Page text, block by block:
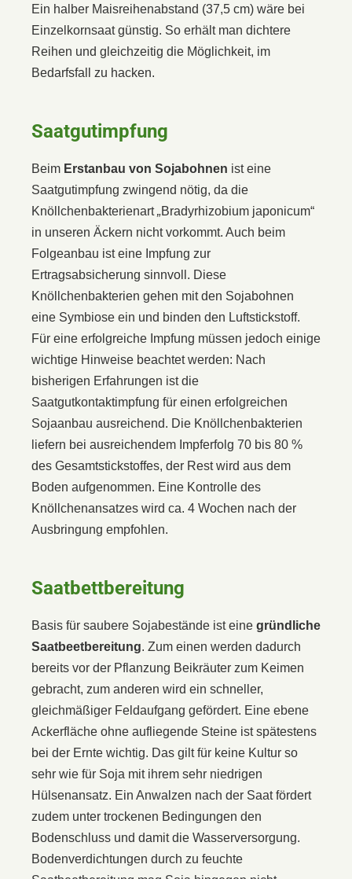
Ein halber Maisreihenabstand (37,5 cm) wäre bei
Einzelkornsaat günstig. So erhält man dichtere
Reihen und gleichzeitig die Möglichkeit, im
Bedarfsfall zu hacken.
Saatgutimpfung
Beim Erstanbau von Sojabohnen ist eine
Saatgutimpfung zwingend nötig, da die
Knöllchenbakterienart„Bradyrhizobium japonicum“
in unseren Äckern nicht vorkommt. Auch beim
Folgeanbau ist eine Impfung zur
Ertragsabsicherung sinnvoll. Diese
Knöllchenbakterien gehen mit den Sojabohnen
eine Symbiose ein und binden den Luftstickstoff.
Für eine erfolgreiche Impfung müssen jedoch einige
wichtige Hinweise beachtet werden: Nach
bisherigen Erfahrungen ist die
Saatgutkontaktimpfung für einen erfolgreichen
Sojaanbau ausreichend. Die Knöllchenbakterien
liefern bei ausreichendem Impferfolg 70 bis 80 %
des Gesamtstickstoffes, der Rest wird aus dem
Boden aufgenommen. Eine Kontrolle des
Knöllchenansatzes wird ca. 4 Wochen nach der
Ausbringung empfohlen.
Saatbettbereitung
Basis für saubere Sojabestände ist eine gründliche
Saatbeetbereitung. Zum einen werden dadurch
bereits vor der Pflanzung Beikräuter zum Keimen
gebracht, zum anderen wird ein schneller,
gleichmäßiger Feldaufgang gefördert. Eine ebene
Ackerfläche ohne aufliegende Steine ist spätestens
bei der Ernte wichtig. Das gilt für keine Kultur so
sehr wie für Soja mit ihrem sehr niedrigen
Hülsenansatz. Ein Anwalzen nach der Saat fördert
zudem unter trockenen Bedingungen den
Bodenschluss und damit die Wasserversorgung.
Bodenverdichtungen durch zu feuchte